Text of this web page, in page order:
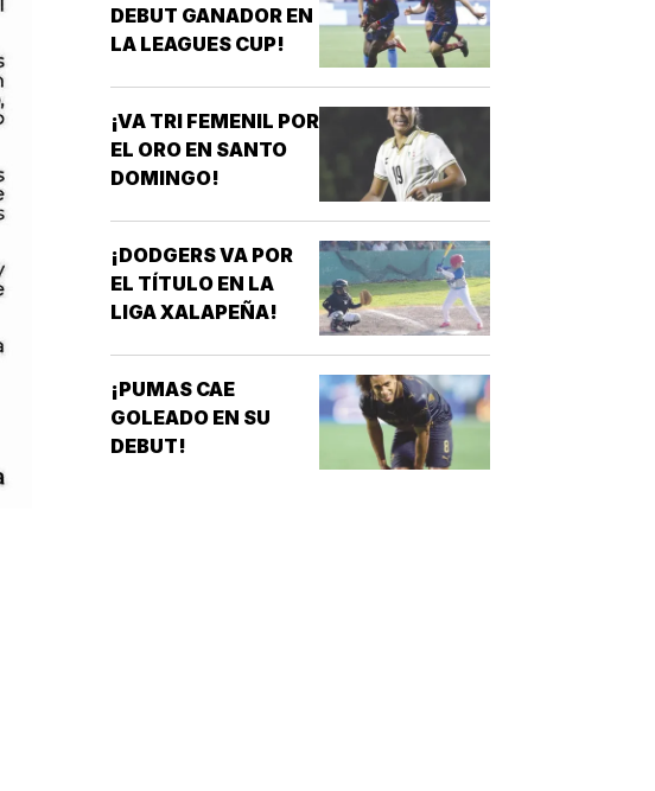
DEBUT GANADOR EN
LA LEAGUES CUP!
¡VA TRI FEMENIL POR
EL ORO EN SANTO
DOMINGO!
¡DODGERS VA POR
EL TÍTULO EN LA
LIGA XALAPEÑA!
¡PUMAS CAE
GOLEADO EN SU
DEBUT!